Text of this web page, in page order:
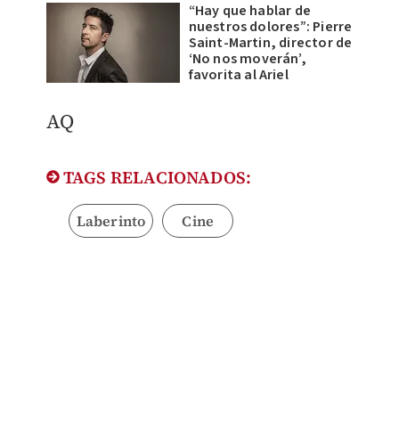
“Hay que hablar de
nuestros dolores”: Pierre
Saint-Martin, director de
‘No nos moverán’,
favorita al Ariel
AQ
TAGS RELACIONADOS:
Laberinto Cine